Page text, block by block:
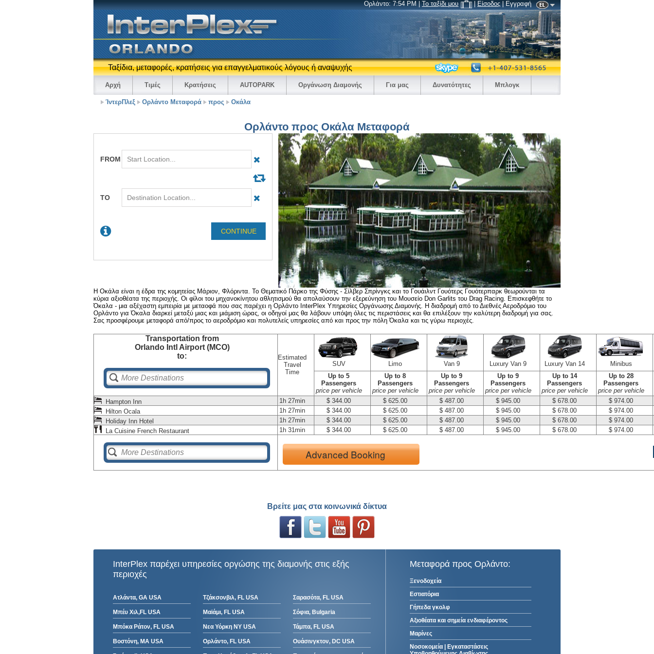
Ορλάντο:7:54 PM|Το ταξίδι μου |Είσοδος| Εγγραφή
Ταξίδια, μεταφορές, κρατήσεις για επαγγελματικούς λόγους ή αναψυχής
Αρχή Τιμές Κρατήσεις AUTOPARK Oργάνωση Διαμονής Για μας Δυνατότητες Μπλογκ
ΊντερΠλεξ Ορλάντο Μεταφορά προς Οκάλα
Ορλάντο προς Οκάλα Μεταφορά
Η Οκάλα είναι η έδρα της κομητείας Μάριον, Φλόριντα. Το Θεματικό Πάρκο της Φύσης - Σίλβερ Σπρίνγκς και το Γουάιλντ Γουότερς Γουότερπαρκ θεωρούνται τα
κύρια αξιοθέατα της περιοχής. Οι φίλοι του μηχανοκίνητου αθλητισμού θα απολαύσουν την εξερεύνηση του Μουσείο Don Garlits του Drag Racing. Επισκεφθήτε το
Όκαλα - μια αξέχαστη εμπειρία με μεταοφά που σας παρέχει η Ορλάντο InterPlex Υπηρεσίες Οργάνωσης Διαμονής. Η διαδρομή από το Διεθνές Αεροδρόμιο του
Ορλάντο για Όκαλα διαρκεί μεταξύ μιας και μιάμιση ώρας, οι οδηγοί μας θα λάβουν υπόψη όλες τις περιστάσεις και θα επιλέξουν την καλύτερη διαδρομή για σας.
Σας προσφέρουμε μεταφορά από/προς το αεροδρόμιο και πολυτελείς υπηρεσίες από και προς την πόλη Όκαλα και τις γύρω περιοχές.
Transportation from
Orlando Intl Airport (MCO)
to:
Estimated
Travel
Time
SUV Limo Van 9 Luxury Van 9 Luxury Van 14
Minibus
Up to 5
Passengers
price per vehicle
Up to 8
Passengers
price per vehicle
Up to 9
Passengers
price per vehicle
Up to 9
Passengers
price per vehicle
Up to 14
Passengers
price per vehicle
Up to 28
Passengers
price per vehicle
Hampton Inn
1h 27min $ 344.00 $ 625.00 $ 487.00 $ 945.00 $ 678.00
$ 974.00
Hilton Ocala
1h 27min $ 344.00 $ 625.00 $ 487.00 $ 945.00 $ 678.00
$ 974.00
Holiday Inn Hotel
1h 27min $ 344.00 $ 625.00 $ 487.00 $ 945.00 $ 678.00
$ 974.00
La Cuisine French Restaurant
1h 31min $ 344.00 $ 625.00 $ 487.00 $ 945.00 $ 678.00 $ 974.00
Advanced Booking
Βρείτε μας στα κοινωνικά δίκτυα
InterPlex παρέχει υπηρεσίες οργώσης της διαμονής στις εξής
περιοχές
Ατλάντα, GA USA
Μπέυ Χιλ,FL USA
Μπόκα Ράτον, FL USA
Βοστόνη, MA USA
Τζάκσονβιλ, FL USA
Μαϊάμι, FL USA
Νεα Υόρκη NY USA
Ορλάντο, FL USA
Σαρασότα, FL USA
Σόφια, Bulgaria
Τάμπα, FL USA
Ουάσινγκτον, DC USA
Μεταφορά προς Ορλάντο:
Ξενοδοχεία
Εστιατόρια
Γήπεδα γκολφ
Αξιοθέατα και σημεία ενδιαφέροντος
Μαρίνες
Νοσοκομεία
Εγκαταστάσεις